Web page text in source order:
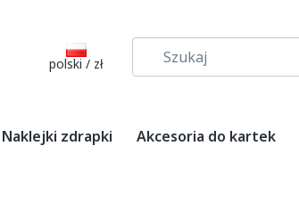
polski / zł
Naklejki zdrapki Akcesoria do kartek